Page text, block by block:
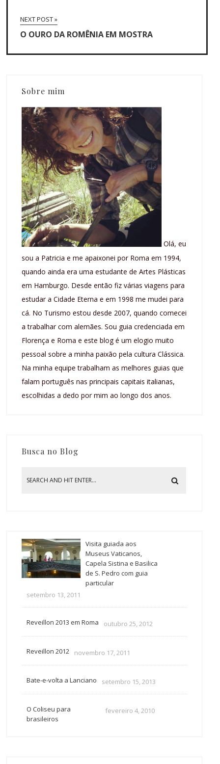
NEXT POST »
O OURO DA ROMÊNIA EM MOSTRA
Sobre mim
Olá, eu
sou a Patricia e me apaixonei por Roma em 1994,
quando ainda era uma estudante de Artes Plásticas
em Hamburgo. Desde então fiz várias viagens para
estudar a Cidade Eterna e em 1998 me mudei para
cá. No Turismo estou desde 2007, quando comecei
a trabalhar com alemães. Sou guia credenciada em
Florença e Roma e este blog é um elogio muito
pessoal sobre a minha paixão pela cultura Clássica.
Na minha equipe trabalham as melhores guias que
falam português nas principais capitais italianas,
escolhidas a dedo por mim ao longo dos anos.
Busca no Blog
Visita guiada aos
Museus Vaticanos,
Capela Sistina e Basilica
de S. Pedro com guia
particular
setembro 13, 2011
Reveillon 2013 em Roma outubro 25, 2012
Reveillon 2012 novembro 17, 2011
Bate-e-volta a Lanciano setembro 15, 2013
O Coliseu para
brasileiros
fevereiro 4, 2010